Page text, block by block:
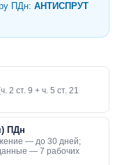
ПДн: АНТИСПРУТ
2 ст. 9 + ч. 5 ст. 21
ПДн
— до 30 дней;
— 7 рабочих